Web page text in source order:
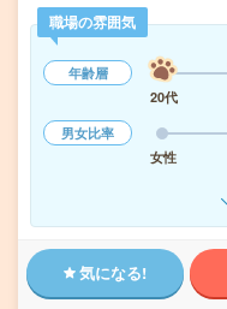
職場の雰囲気
年齢層
20代
男女比率
女性
気になる!